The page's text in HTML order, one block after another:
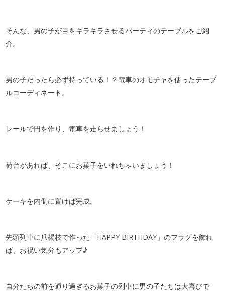
そんな、男の子が目をキラキラさせるパーティのテーブルをご紹
介。
男の子だったら必ず持っている！？電車のオモチャを使ったテーブ
ルコーディネート。
レールで円を作り、電車を走らせましょう！
荷台があれば、そこにお菓子をいれちゃいましょう！
ケーキを内側に置けば完成。
先頭列車に爪楊枝で作った「HAPPY BIRTHDAY」のフラグを飾れ
ば、お祝い気分もアップ♪
自分たちの前を通り過ぎるお菓子の列車に男の子たちは大喜びで